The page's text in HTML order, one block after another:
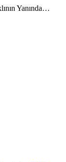
Yanında…